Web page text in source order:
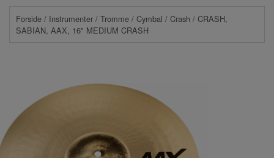
Forside / Instrumenter / Tromme / Cymbal / Crash / CRASH,
SABIAN, AAX, 16" MEDIUM CRASH